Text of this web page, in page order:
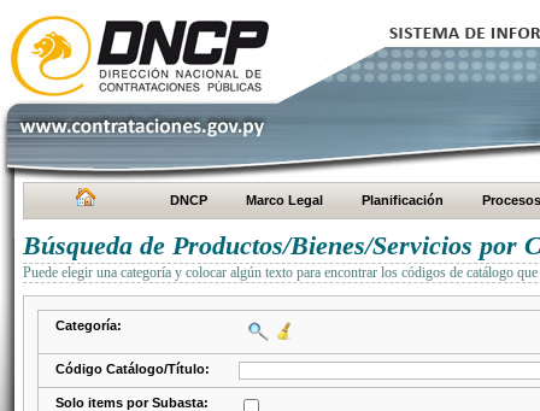
DNCP Marco Legal Planificación Procesos
Búsqueda de Productos/Bienes/Servicios por
Puede elegir una categoría y colocar algún texto para encontrar los códigos de catálogo
Categoría:
Código Catálogo/Título:
Solo items por Subasta: